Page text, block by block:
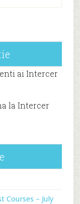
ai Intercer
la Intercer
Courses – July